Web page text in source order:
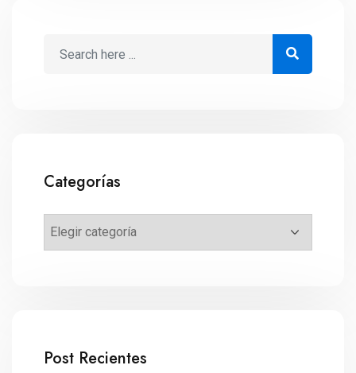
Categorías
Post Recientes